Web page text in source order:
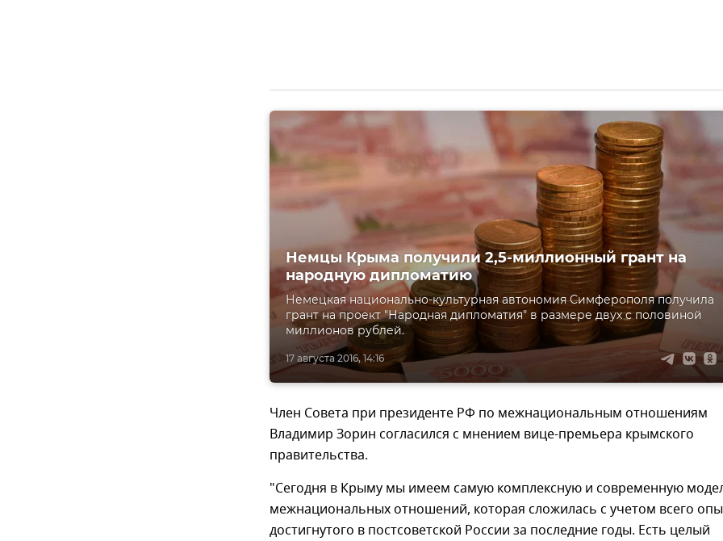
17 августа 2016, 14:16
Немцы Крыма получили 2,5-миллионный грант на
народную дипломатию
Немецкая национально-культурная автономия Симферополя получила
грант на проект "Народная дипломатия" в размере двух с половиной
миллионов рублей.
Член Совета при президенте РФ по межнациональным отношениям
Владимир Зорин согласился с мнением вице-премьера крымского
правительства.
"Сегодня в Крыму мы имеем самую комплексную и современную
межнациональных отношений, которая сложилась с учетом всего
достигнутого в постсоветской России за последние годы. Есть целый